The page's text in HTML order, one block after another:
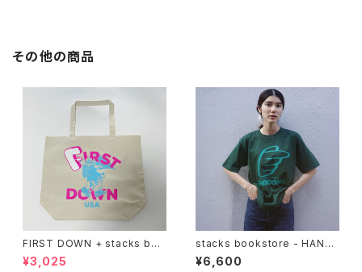
その他の商品
FIRST DOWN + stacks boo
kstore BIG TOTE
¥3,025
stacks bookstore - HAND
S '26 Tee
¥6,600